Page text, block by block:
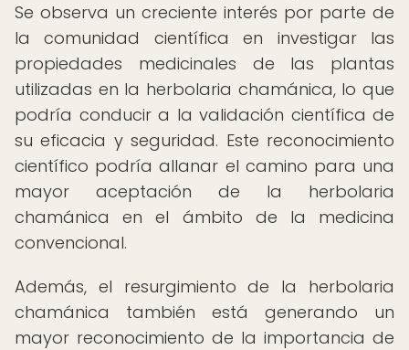
Se observa un creciente interés por parte de
la comunidad científica en investigar las
propiedades medicinales de las plantas
utilizadas en la herbolaria chamánica, lo que
podría conducir a la validación científica de
su eficacia y seguridad. Este reconocimiento
científico podría allanar el camino para una
mayor aceptación de la herbolaria
chamánica en el ámbito de la medicina
convencional.
Además, el resurgimiento de la herbolaria
chamánica también está generando un
mayor reconocimiento de la importancia de